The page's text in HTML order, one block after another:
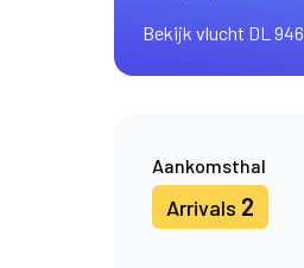
Bekijk vlucht DL
Aankomsthal
Arrivals 2